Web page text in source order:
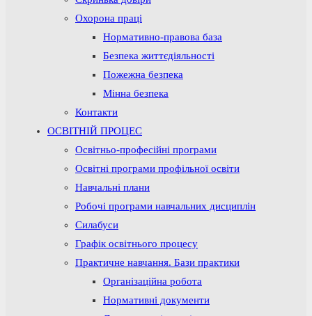
Охорона праці
Нормативно-правова база
Безпека життєдіяльності
Пожежна безпека
Мінна безпека
Контакти
ОСВІТНІЙ ПРОЦЕС
Освітньо-професійні програми
Освітні програми профільної освіти
Навчальні плани
Робочі програми навчальних дисциплін
Силабуси
Графік освітнього процесу
Практичне навчання. Бази практики
Організаційна робота
Нормативні документи